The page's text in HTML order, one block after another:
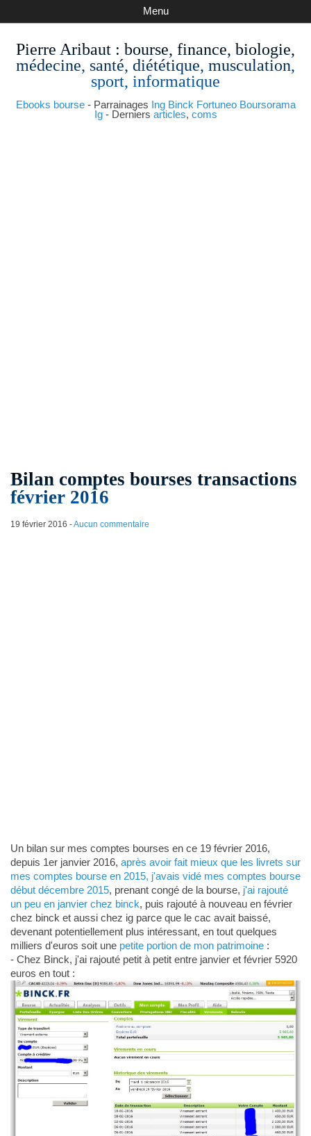
Pierre Aribaut : bourse, finance, biologie,
médecine, santé, diététique, musculation,
sport, informatique
Ebooks bourse- Parrainages Ing Binck Fortuneo Boursorama
Ig- Derniers articles, coms
Menu
Bilan comptes bourses transactions
février 2016
19 février 2016 -Aucun commentaire
Un bilan sur mes comptes bourses en ce 19 février 2016,
depuis 1er janvier 2016, après avoir fait mieux que les livrets sur
mes comptes bourse en 2015, j'avais vidé mes comptes bourse
début décembre 2015, prenant congé de la bourse, j'ai rajouté
un peu en janvier chez binck, puis rajouté à nouveau en février
chez binck et aussi chez ig parce que le cac avait baissé,
devenant potentiellement plus intéressant, en tout quelques
milliers d'euros soit une petite portion de mon patrimoine:
- Chez Binck, j'ai rajouté petit à petit entre janvier et février 5920
euros en tout :